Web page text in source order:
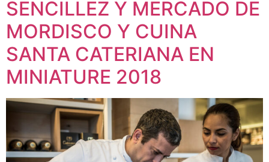
SENCILLEZ Y MERCADO DE
MORDISCO Y CUINA
SANTA CATERIANA EN
MINIATURE 2018